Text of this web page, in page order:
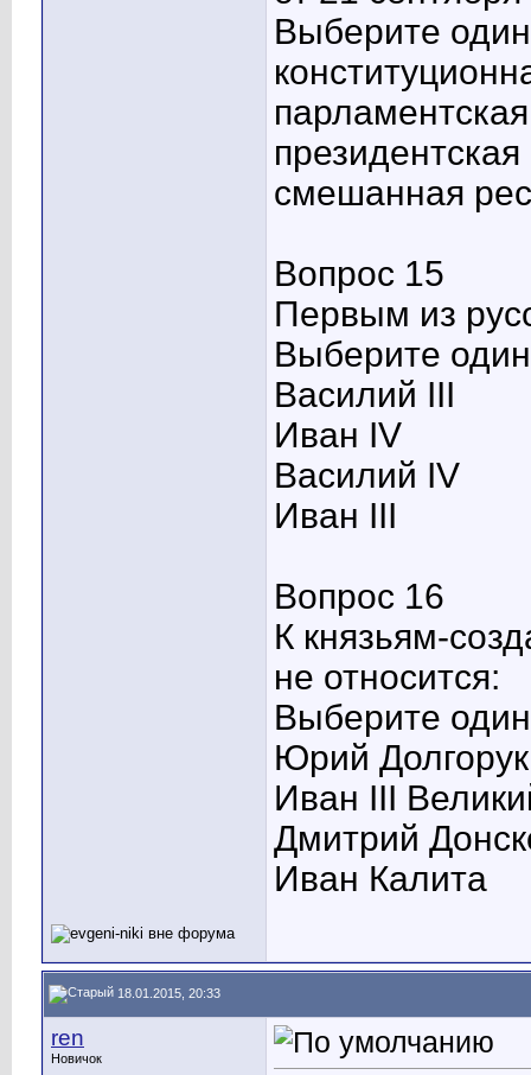
Выберите
смешанная
Вопрос 15
Первым из
Выберите
Василий III
Иван IV
Василий IV
Иван III
Вопрос 16
К князьям-
не относится:
Выберите
Юрий
Иван III
Дмитрий
Иван Калита
18.01.2015, 20:33
ren
Новичок